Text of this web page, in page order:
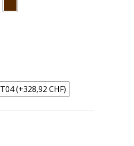
T04 (+328,92 CHF)